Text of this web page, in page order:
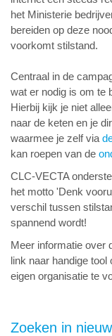
het Ministerie
bereiden op deze
voorkomt stilstand.
Centraal in de
wat er nodig is om te
Hierbij kijk je niet
naar de keten en je
waarmee je zelf via
kan roepen van de
CLC-VECTA
het motto 'Denk
verschil tussen
spannend wordt!
Meer informatie over
link naar handige
eigen organisatie te
Zoeken in